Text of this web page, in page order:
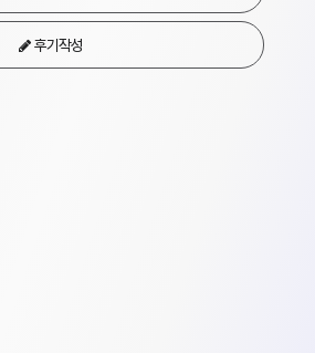
후기작성